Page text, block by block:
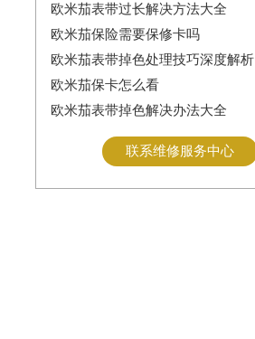
欧米茄表带过长解决方法大全
欧米茄保险需要保修卡吗
欧米茄表带掉色处理技巧深度解析
欧米茄保卡怎么看
欧米茄表带掉色解决办法大全
联系维修服务中心